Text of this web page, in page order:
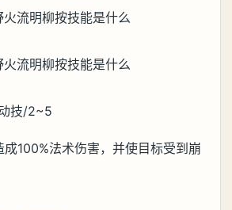
技/2~5
成100%法术伤害，并使目标受到崩